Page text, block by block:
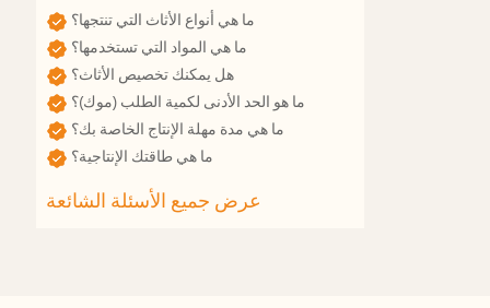
ما هي أنواع الأثاث التي تنتجها؟
ما هي المواد التي تستخدمها؟
هل يمكنك تخصيص الأثاث؟
ما هو الحد الأدنى لكمية الطلب (موك)؟
ما هي طاقتك الإنتاجية؟